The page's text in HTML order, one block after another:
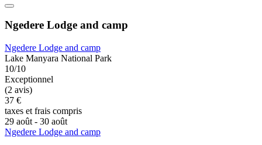
Ngedere Lodge and camp
Ngedere Lodge and camp
Lake Manyara National Park
10/10
Exceptionnel
(2 avis)
37 €
taxes et frais compris
29 août - 30 août
Ngedere Lodge and camp